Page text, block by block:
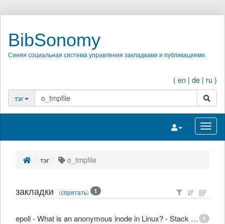
BibSonomy
Синяя социальная система управления закладками и публикациями.
( en | de | ru )
тэг
поиск
Переключить
тэг o_tmpfile
закладки (спрятать) 1
1
epoll - What is an anonymous inode in Linux? - Stack Overflow